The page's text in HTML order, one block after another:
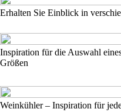
Erhalten Sie Einblick in
Inspiration für die Auswahl
Größen
Weinkühler – Inspiration für